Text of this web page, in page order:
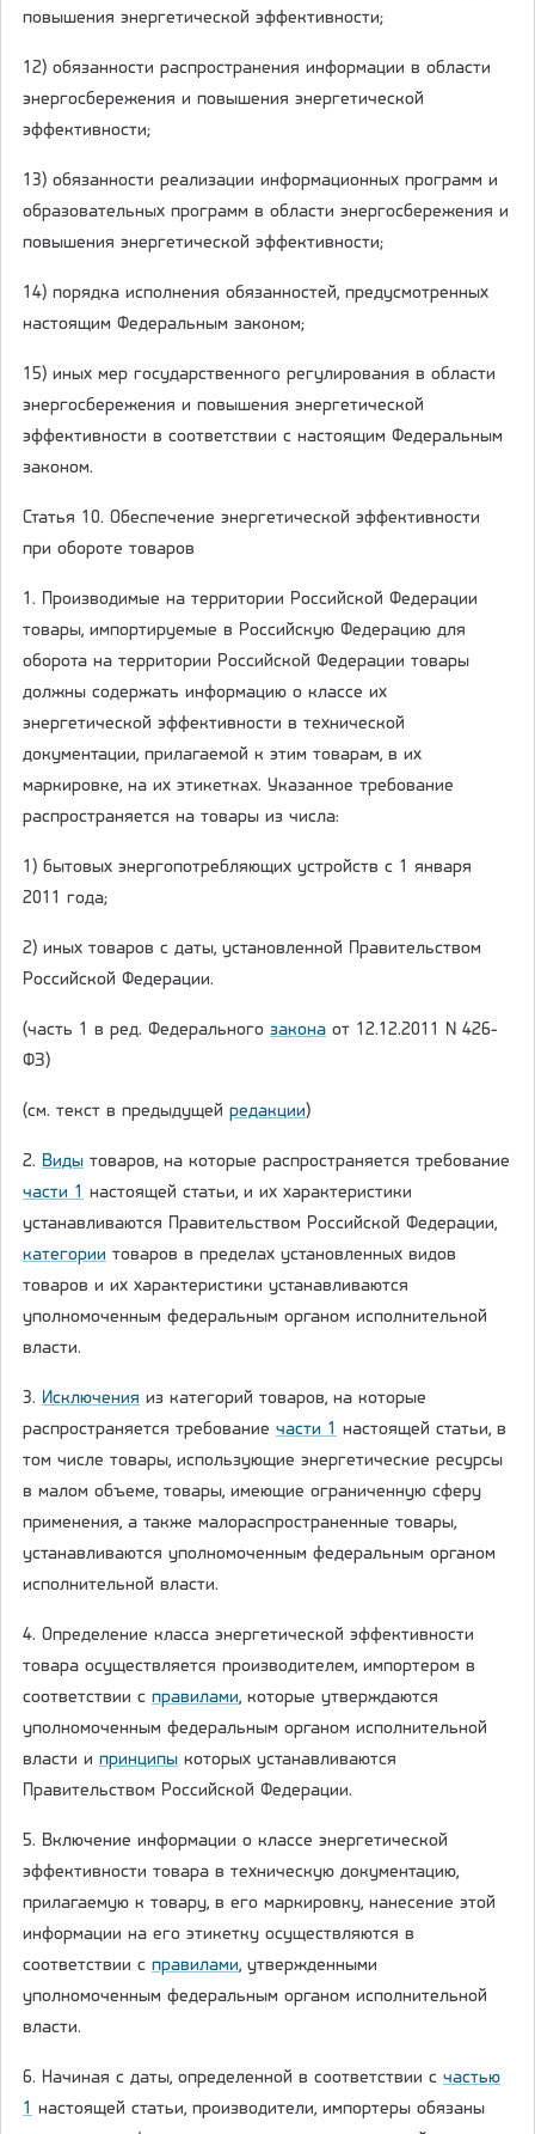
повышения энергетической эффективности;
12) обязанности распространения информации в области
энергосбережения и повышения энергетической
эффективности;
13) обязанности реализации информационных программ и
образовательных программ в области энергосбережения и
повышения энергетической эффективности;
14) порядка исполнения обязанностей, предусмотренных
настоящим Федеральным законом;
15) иных мер государственного регулирования в области
энергосбережения и повышения энергетической
эффективности в соответствии с настоящим Федеральным
законом.
Статья 10. Обеспечение энергетической эффективности
при обороте товаров
1. Производимые на территории Российской Федерации
товары, импортируемые в Российскую Федерацию для
оборота на территории Российской Федерации товары
должны содержать информацию о классе их
энергетической эффективности в технической
документации, прилагаемой к этим товарам, в их
маркировке, на их этикетках. Указанное требование
распространяется на товары из числа:
1) бытовых энергопотребляющих устройств с 1 января
2011 года;
2) иных товаров с даты, установленной Правительством
Российской Федерации.
(часть 1 в ред. Федерального закона от 12.12.2011 N 426-
ФЗ)
(см. текст в предыдущей редакции)
2. Виды товаров, на которые распространяется требование
части 1 настоящей статьи, и их характеристики
устанавливаются Правительством Российской Федерации,
категории товаров в пределах установленных видов
товаров и их характеристики устанавливаются
уполномоченным федеральным органом исполнительной
власти.
3. Исключения из категорий товаров, на которые
распространяется требование части 1 настоящей статьи, в
том числе товары, использующие энергетические ресурсы
в малом объеме, товары, имеющие ограниченную сферу
применения, а также малораспространенные товары,
устанавливаются уполномоченным федеральным органом
исполнительной власти.
4. Определение класса энергетической эффективности
товара осуществляется производителем, импортером в
соответствии с правилами, которые утверждаются
уполномоченным федеральным органом исполнительной
власти и принципы которых устанавливаются
Правительством Российской Федерации.
5. Включение информации о классе энергетической
эффективности товара в техническую документацию,
прилагаемую к товару, в его маркировку, нанесение этой
информации на его этикетку осуществляются в
соответствии с правилами, утвержденными
уполномоченным федеральным органом исполнительной
власти.
6. Начиная с даты, определенной в соответствии с частью
1 настоящей статьи, производители, импортеры обязаны